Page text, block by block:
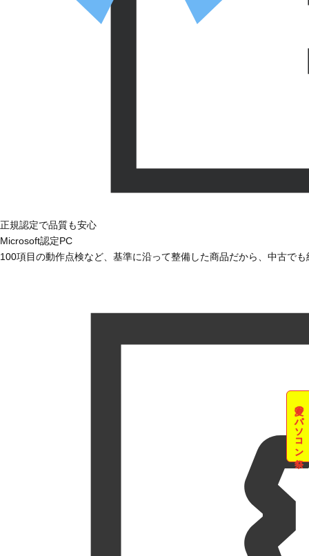
夏のパソコン祭
正規認定で品質も安心
Microsoft認定PC
100項目の動作点検など、基準に沿って整備した商品だから、中古で